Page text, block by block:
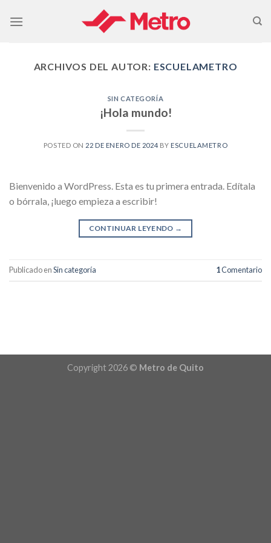
ARCHIVOS DEL AUTOR: ESCUELAMETRO
SIN CATEGORÍA
¡Hola mundo!
POSTED ON 22 DE ENERO DE 2024 BY ESCUELAMETRO
Bienvenido a WordPress. Esta es tu primera entrada. Edítala
o bórrala, ¡luego empieza a escribir!
CONTINUAR LEYENDO →
Publicado enSin categoría 1Comentario
Copyright 2026 © Metro de Quito